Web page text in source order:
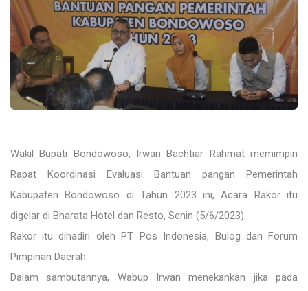
Wakil Bupati Bondowoso, Irwan Bachtiar Rahmat memimpin
Rapat Koordinasi Evaluasi Bantuan pangan Pemerintah
Kabupaten Bondowoso di Tahun 2023 ini, Acara Rakor itu
digelar di Bharata Hotel dan Resto, Senin (5/6/2023).
Rakor itu dihadiri oleh PT. Pos Indonesia, Bulog dan Forum
Pimpinan Daerah.
Dalam sambutannya, Wabup Irwan menekankan jika pada